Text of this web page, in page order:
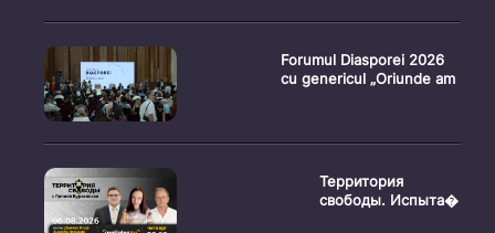
Forumul Diasporei 2026
cu genericul „Oriunde am
Территория
свободы. Испыта�